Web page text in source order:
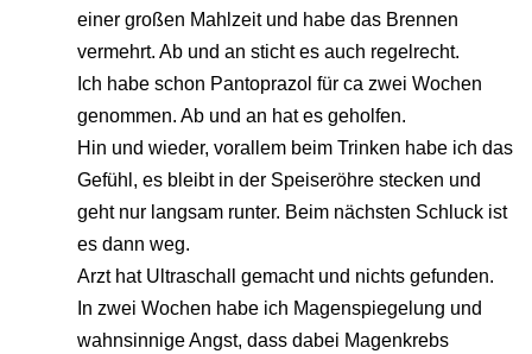
einer großen Mahlzeit und habe das Brennen
vermehrt. Ab und an sticht es auch regelrecht.
Ich habe schon Pantoprazol für ca zwei Wochen
genommen. Ab und an hat es geholfen.
Hin und wieder, vorallem beim Trinken habe ich das
Gefühl, es bleibt in der Speiseröhre stecken und
geht nur langsam runter. Beim nächsten Schluck ist
es dann weg.
Arzt hat Ultraschall gemacht und nichts gefunden.
In zwei Wochen habe ich Magenspiegelung und
wahnsinnige Angst, dass dabei Magenkrebs